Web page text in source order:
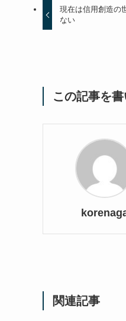
現在は信用創造の
ない
この記事を書
関連記事